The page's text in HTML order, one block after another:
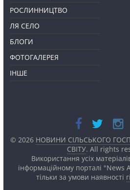
РОСЛИННИЦТВО
ЛЯ СЕЛО
БЛОГИ
ФОТОГАЛЕРЕЯ
ІНШЕ
© 2026 НОВИНИ СІЛЬСЬКОГО
СВІТУ. All rights
Використання усіх
інформаційному порталі
тільки за умови наявності